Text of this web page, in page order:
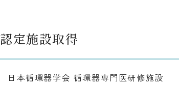
認定施設取得
日本循環器学会 循環器専門医研修施設